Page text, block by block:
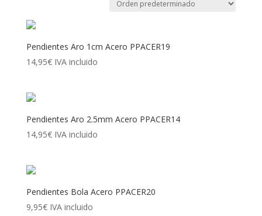
Pendientes Aro 1cm Acero PPACER19
14,95€ IVA incluido
Pendientes Aro 2.5mm Acero PPACER14
14,95€ IVA incluido
Pendientes Bola Acero PPACER20
9,95€ IVA incluido